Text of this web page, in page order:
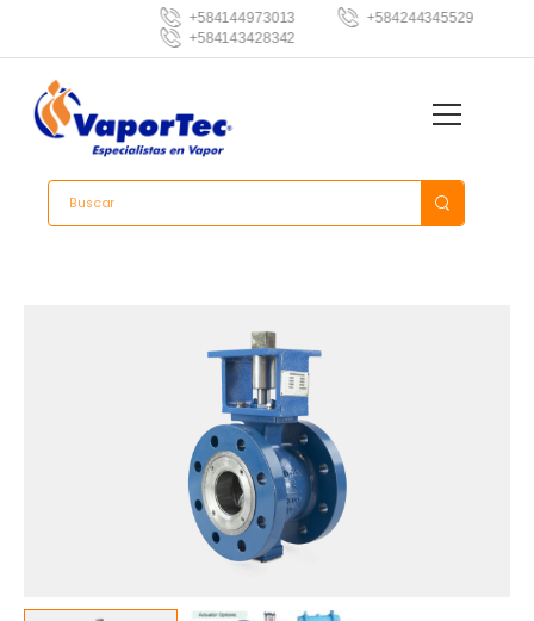
+584144973013
+584244345529
+584143428342